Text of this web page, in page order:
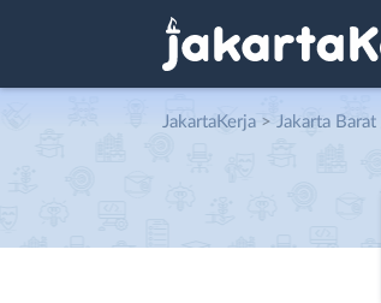
JakartaKerja > Jakarta Barat